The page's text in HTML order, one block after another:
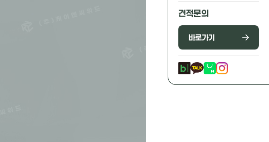
견적문의
바로가기